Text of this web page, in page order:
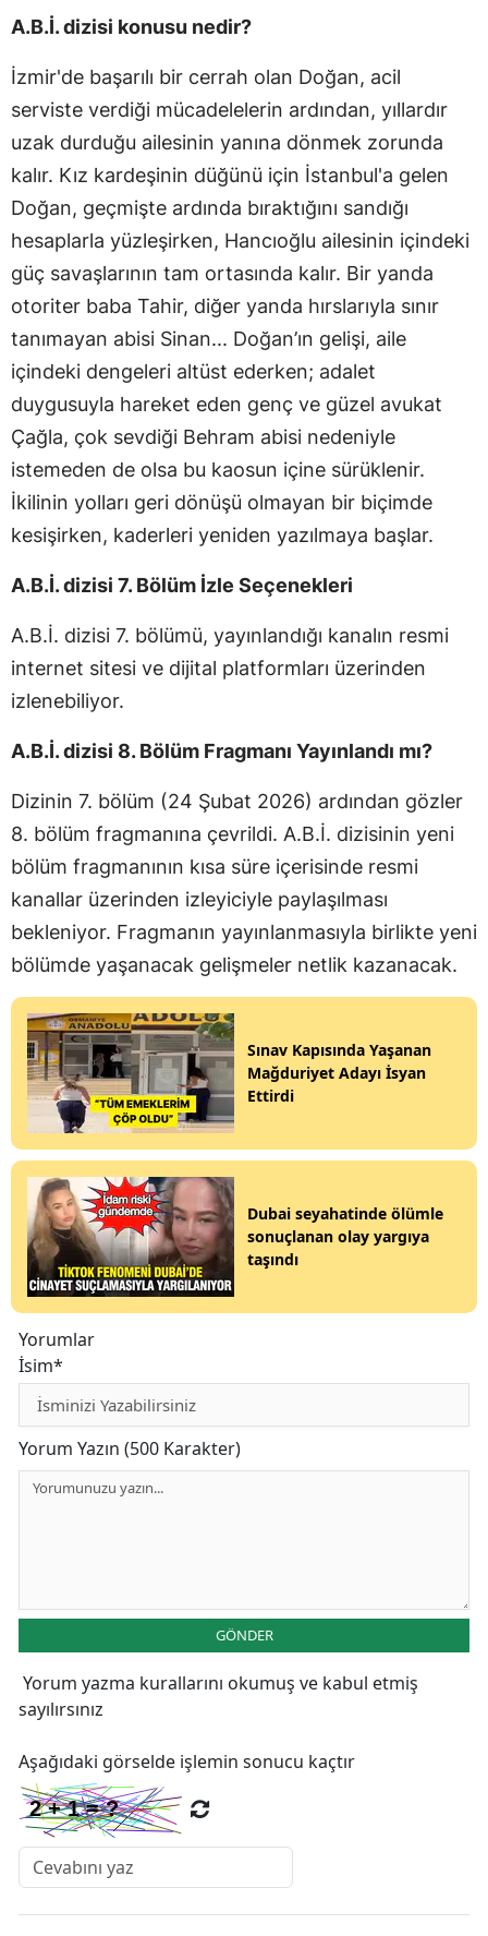
A.B.İ. dizisi konusu nedir?
İzmir'de başarılı bir cerrah olan Doğan, acil
serviste verdiği mücadelelerin ardından, yıllardır
uzak durduğu ailesinin yanına dönmek zorunda
kalır. Kız kardeşinin düğünü için İstanbul'a gelen
Doğan, geçmişte ardında bıraktığını sandığı
hesaplarla yüzleşirken, Hancıoğlu ailesinin içindeki
güç savaşlarının tam ortasında kalır. Bir yanda
otoriter baba Tahir, diğer yanda hırslarıyla sınır
tanımayan abisi Sinan... Doğan’ın gelişi, aile
içindeki dengeleri altüst ederken; adalet
duygusuyla hareket eden genç ve güzel avukat
Çağla, çok sevdiği Behram abisi nedeniyle
istemeden de olsa bu kaosun içine sürüklenir.
İkilinin yolları geri dönüşü olmayan bir biçimde
kesişirken, kaderleri yeniden yazılmaya başlar.
A.B.İ. dizisi 7. Bölüm İzle Seçenekleri
A.B.İ. dizisi 7. bölümü, yayınlandığı kanalın resmi
internet sitesi ve dijital platformları üzerinden
izlenebiliyor.
A.B.İ. dizisi 8. Bölüm Fragmanı Yayınlandı mı?
Dizinin 7. bölüm (24 Şubat 2026) ardından gözler
8. bölüm fragmanına çevrildi. A.B.İ. dizisinin yeni
bölüm fragmanının kısa süre içerisinde resmi
kanallar üzerinden izleyiciyle paylaşılması
bekleniyor. Fragmanın yayınlanmasıyla birlikte yeni
bölümde yaşanacak gelişmeler netlik kazanacak.
Sınav Kapısında Yaşanan
Mağduriyet Adayı İsyan
Ettirdi
Dubai seyahatinde ölümle
sonuçlanan olay yargıya
taşındı
Yorumlar
İsim*
Yorum Yazın (500 Karakter)
GÖNDER
Yorum yazma kurallarını okumuş ve kabul etmiş
sayılırsınız
Aşağıdaki görselde işlemin sonucu kaçtır